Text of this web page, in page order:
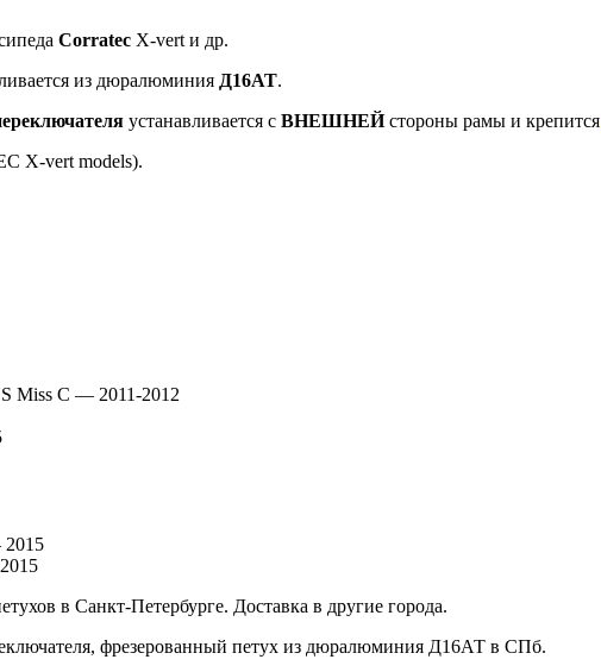
Corratec X-vert и др.
из дюралюминия Д16АТ.
устанавливается с ВНЕШНЕЙстороны рамы и крепится
X-vert models).
Miss C — 2011-2012
2015
в Санкт-Петербурге. Доставка в другие города.
фрезерованный петух из дюралюминия Д16АТ в СПб.